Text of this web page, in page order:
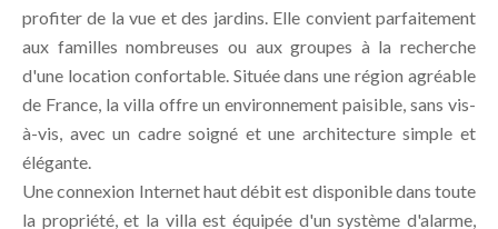
profiter de la vue et des jardins. Elle convient parfaitement
aux familles nombreuses ou aux groupes à la recherche
d'une location confortable. Située dans une région agréable
de France, la villa offre un environnement paisible, sans vis-
à-vis, avec un cadre soigné et une architecture simple et
élégante.
Une connexion Internet haut débit est disponible dans toute
la propriété, et la villa est équipée d'un système d'alarme,